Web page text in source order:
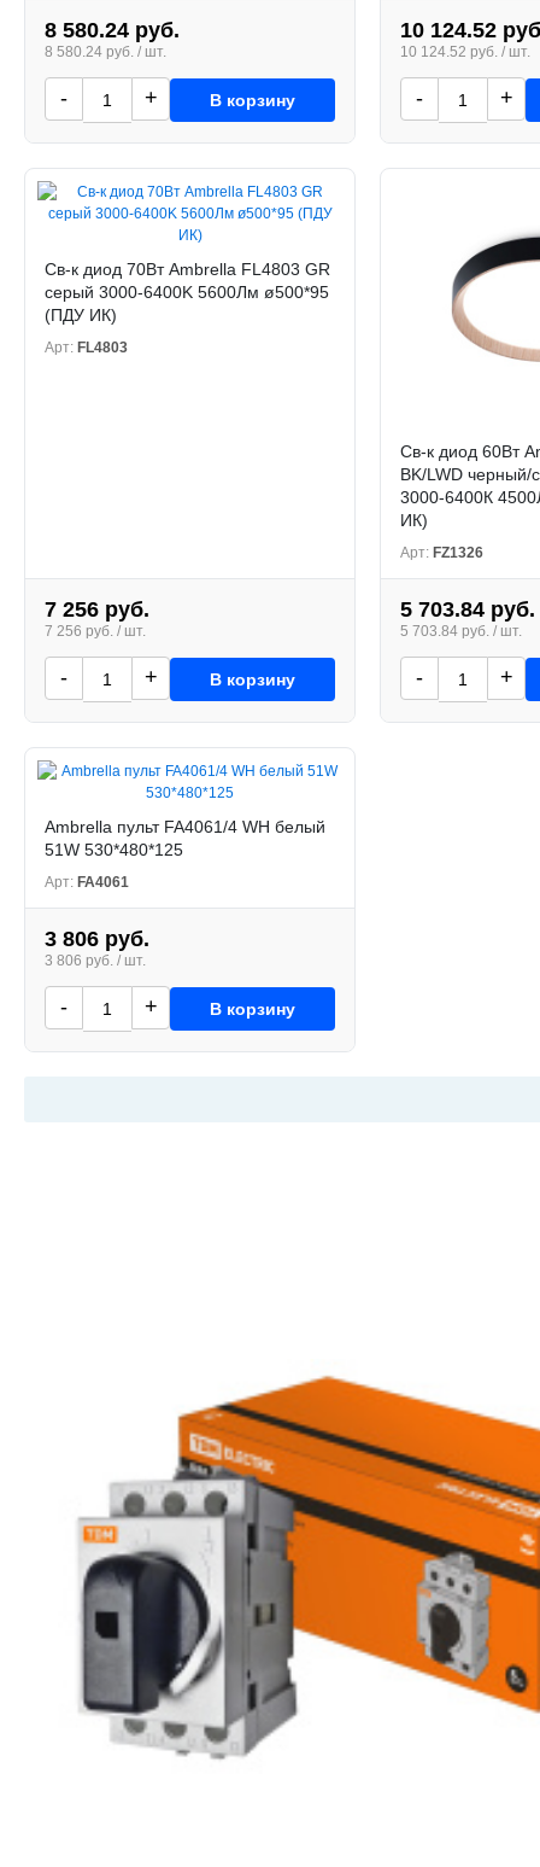
8 580.24 руб.
8 580.24 руб. / шт.
- + В корзину
10 124.52
10 124.52 руб. / шт.
- +
Св-к диод 70Вт Ambrella FL4803 GR
серый 3000-6400K 5600Лм ø500*95
(ПДУ ИК)
Арт: FL4803
7 256 руб.
7 256 руб. / шт.
- + В корзину
Св-к диод 60Вт
BK/LWD черный/
3000-6400К
ИК)
Арт: FZ1326
5 703.84 руб.
5 703.84 руб. / шт.
- +
Ambrella пульт FA4061/4 WH белый
51W 530*480*125
Арт: FA4061
3 806 руб.
3 806 руб. / шт.
- + В корзину